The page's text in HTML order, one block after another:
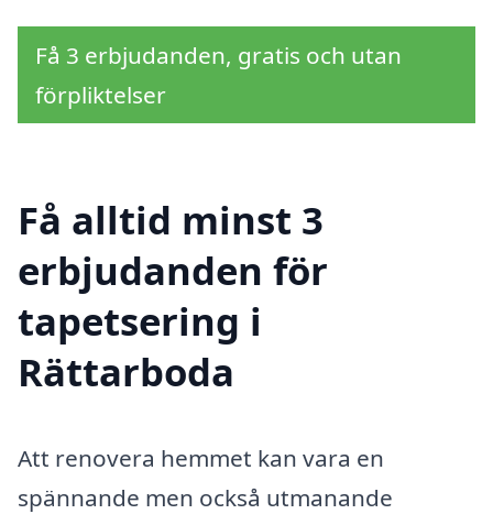
Få 3 erbjudanden, gratis och utan
förpliktelser
Få alltid minst 3
erbjudanden för
tapetsering i
Rättarboda
Att renovera hemmet kan vara en
spännande men också utmanande